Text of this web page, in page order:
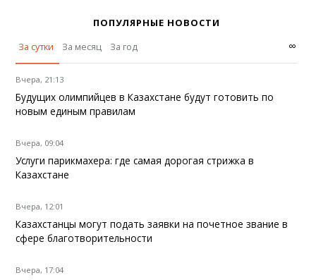
ПОПУЛЯРНЫЕ НОВОСТИ
За сутки
За месяц За год ∞
Вчера, 21:13
Будущих олимпийцев в Казахстане будут готовить по
новым единым правилам
Вчера, 09:04
Услуги парикмахера: где самая дорогая стрижка в
Казахстане
Вчера, 12:01
Казахстанцы могут подать заявки на почетное звание в
сфере благотворительности
Вчера, 17:04